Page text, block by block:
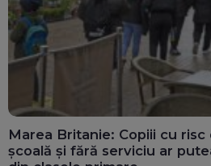
Marea Britanie: Copiii cu risc
școală și fără serviciu ar